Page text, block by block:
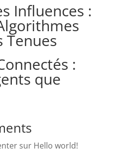
Influences :
Tenues
:
que
sur Hello world!